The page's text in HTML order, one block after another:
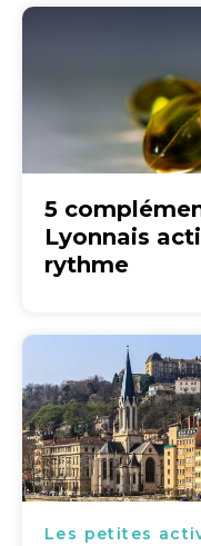
5
Lyonnais
rythme
Les petites